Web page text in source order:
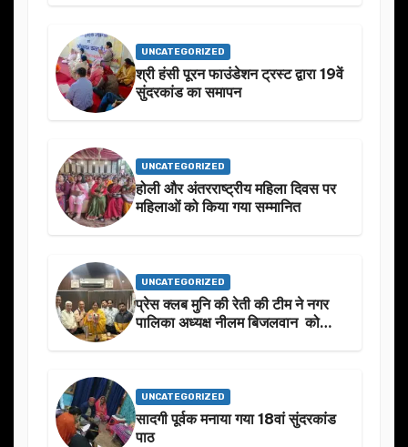
UNCATEGORIZED
श्री हंसी पूरन फाउंडेशन ट्रस्ट द्वारा 19वें
सुंदरकांड का समापन
UNCATEGORIZED
होली और अंतरराष्ट्रीय महिला दिवस पर
महिलाओं को किया गया सम्मानित
UNCATEGORIZED
प्रेस क्लब मुनि की रेती की टीम ने नगर
पालिका अध्यक्ष नीलम बिजलवान को
UNCATEGORIZED
सादगी पूर्वक मनाया गया 18वां सुंदरकांड
पाठ